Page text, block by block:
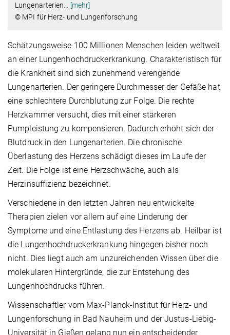
Lungenarterien
[mehr]
© MPI für Herz- und Lungenforschung
Schätzungsweise 100 Millionen Menschen leiden weltweit
an einer Lungenhochdruckerkrankung. Charakteristisch für
die Krankheit sind sich zunehmend verengende
Lungenarterien. Der geringere Durchmesser der Gefäße hat
eine schlechtere Durchblutung zur Folge. Die rechte
Herzkammer versucht, dies mit einer stärkeren
Pumpleistung zu kompensieren. Dadurch erhöht sich der
Blutdruck in den Lungenarterien. Die chronische
Überlastung des Herzens schädigt dieses im Laufe der
Zeit. Die Folge ist eine Herzschwäche, auch als
Herzinsuffizienz bezeichnet.
Verschiedene in den letzten Jahren neu entwickelte
Therapien zielen vor allem auf eine Linderung der
Symptome und eine Entlastung des Herzens ab. Heilbar ist
die Lungenhochdruckerkrankung hingegen bisher noch
nicht. Dies liegt auch am unzureichenden Wissen über die
molekularen Hintergründe, die zur Entstehung des
Lungenhochdrucks führen.
Wissenschaftler vom Max-Planck-Institut für Herz- und
Lungenforschung in Bad Nauheim und der Justus-Liebig-
Universität in Gießen gelang nun ein entscheidender